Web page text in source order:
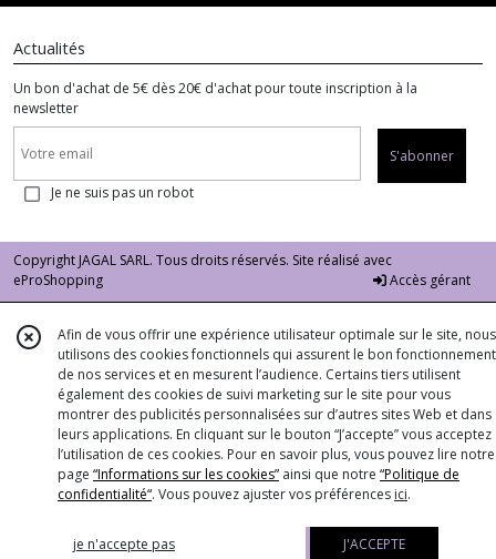
Actualités
Un bon d'achat de 5€ dès 20€ d'achat pour toute inscription à la
newsletter
S'abonner
Je ne suis pas un robot
Copyright JAGAL SARL. Tous droits réservés. Site réalisé avec
eProShopping
Accès gérant
Afin de vous offrir une expérience utilisateur optimale sur le site, nous
utilisons des cookies fonctionnels qui assurent le bon fonctionnement
de nos services et en mesurent l’audience. Certains tiers utilisent
également des cookies de suivi marketing sur le site pour vous
montrer des publicités personnalisées sur d’autres sites Web et dans
leurs applications. En cliquant sur le bouton “J’accepte” vous acceptez
l’utilisation de ces cookies. Pour en savoir plus, vous pouvez lire notre
page “Informations sur les cookies” ainsi que notre “Politique de
confidentialité“. Vous pouvez ajuster vos préférences ici.
je n'accepte pas J'ACCEPTE